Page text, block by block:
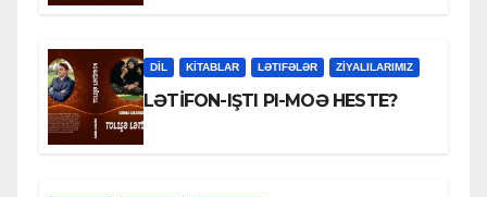
DİL KİTABLAR LƏTIFƏLƏR ZİYALILARIMIZ
LƏTİFON-IŞTI PI-MOƏ HESTE?